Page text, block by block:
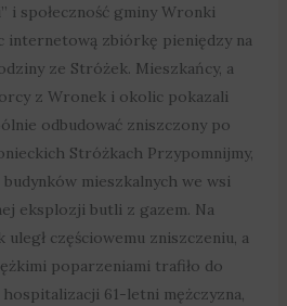
i społeczność gminy Wronki
internetową zbiórkę pieniędzy na
ze Stróżek. Mieszkańcy, a
z Wronek i okolic pokazali
odbudować zniszczony po
Stróżkach Przypomnijmy,
mieszkalnych we wsi
eksplozji butli z gazem. Na
częściowemu zniszczeniu, a
poparzeniami trafiło do
61-letni mężczyzna,